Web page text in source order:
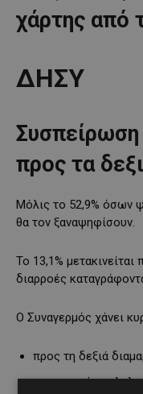
χάρτης από
ΔΗΣΥ
Συσπείρωση
προς τα
Μόλις το 52,9% όσων
θα τον ξαναψηφίσουν.
Το 13,1%
διαρροές
Ο Συναγερμός χάνει
προς τη δεξιά
προς το νέο